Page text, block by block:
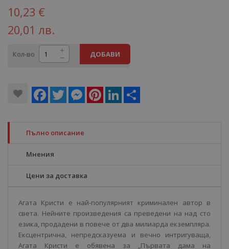
10,23 €
20,01 лв.
Кол-во ДОБАВИ
Facebook
Twitter MessengerPinterestLinkedIn
Пълно описание
Мнения
Цени за доставка
Агата Кристи е най-популярният криминален автор в
света. Нейните произведения са преведени на над сто
езика, продадени в повече от два милиарда екземпляра.
Ексцентрична, непредсказуема и вечно интригуваща,
Агата Кристи е обявена за „Първата дама на